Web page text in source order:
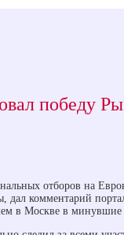
победу
отборов на
комментарий
в Москве в